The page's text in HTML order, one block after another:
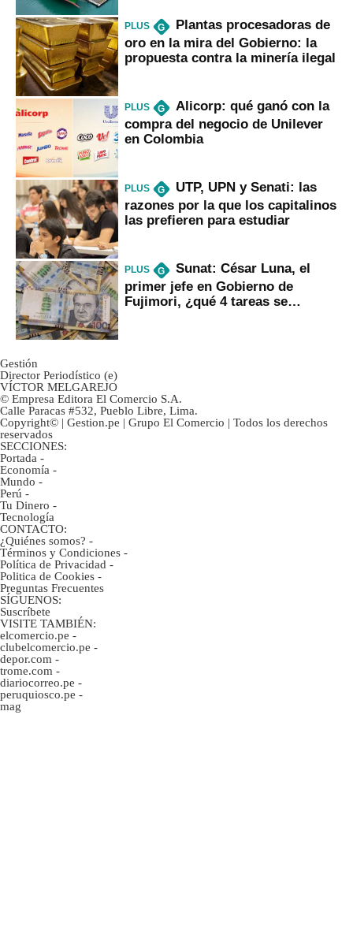
PLUS G
Plantas procesadoras de
oro en la mira del Gobierno: la
propuesta contra la minería ilegal
PLUS G
Alicorp: qué ganó con la
compra del negocio de Unilever
en Colombia
PLUS G
UTP, UPN y Senati: las
razones por la que los capitalinos
las prefieren para estudiar
PLUS G
Sunat: César Luna, el
primer jefe en Gobierno de
Fujimori, ¿qué 4 tareas se
Gestión
Director Periodístico (e)
VÍCTOR MELGAREJO
© Empresa Editora El Comercio S.A.
Calle Paracas #532, Pueblo Libre, Lima.
Copyright© | Gestion.pe | Grupo El Comercio | Todos los derechos
reservados
SECCIONES:
Portada -
Economía -
Mundo -
Perú -
Tu Dinero -
Tecnología
CONTACTO:
¿Quiénes somos? -
Términos y Condiciones -
Política de Privacidad -
Politica de Cookies -
Preguntas Frecuentes
SÍGUENOS:
Suscríbete
VISITE TAMBIÉN:
elcomercio.pe -
clubelcomercio.pe -
depor.com -
trome.com -
diariocorreo.pe -
peruquiosco.pe -
mag